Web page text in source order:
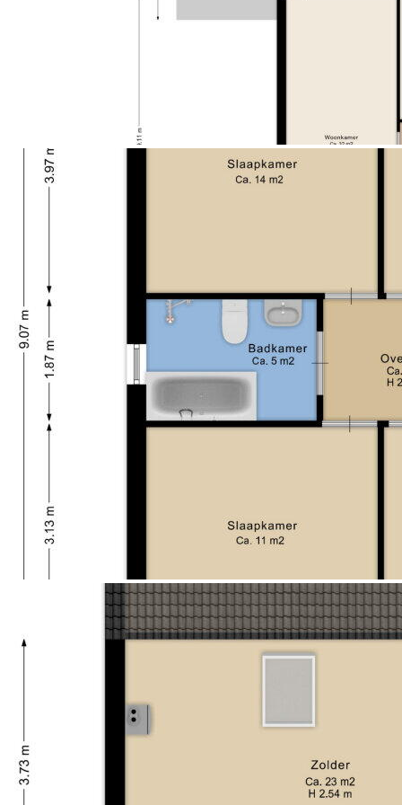
Soort parkeergelegenheid
Op eigen terrein